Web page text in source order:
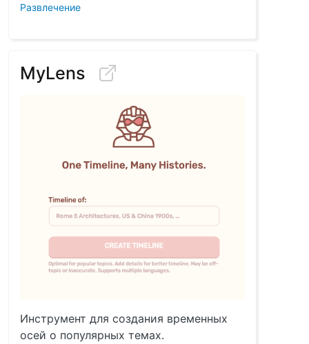
Развлечение
MyLens
Инструмент для создания временных
осей о популярных темах.